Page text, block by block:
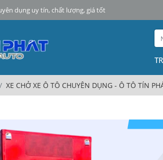
dụng uy tín, chất lượng, giá tốt
XE CHỞ XE Ô TÔ CHUYÊN DỤNG - Ô TÔ TÍN